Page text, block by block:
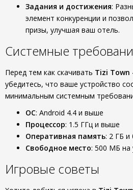
Задания и достижения:
элемент конкуренции и
призы, улучшая ваш отель.
Системные
Перед тем как скачивать Tizi Town
убедитесь, что ваше устройство
минимальным системным
ОС: Android 4.4 и выше
Процессор: 1.5 ГГц и выше
Оперативная память: 2 ГБ и
Свободное место: 500 МБ на
Игровые советы